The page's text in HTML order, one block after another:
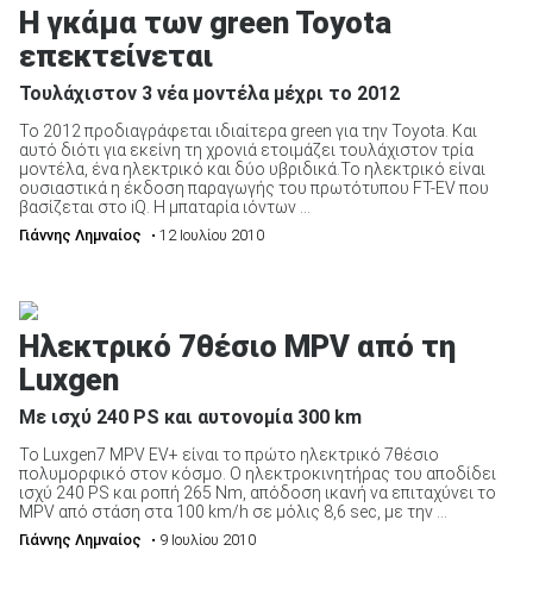
Η γκάμα των green Toyota
επεκτείνεται
Τουλάχιστον 3 νέα μοντέλα μέχρι το 2012
Το 2012 προδιαγράφεται ιδιαίτερα green για την Toyota. Και
αυτό διότι για εκείνη τη χρονιά ετοιμάζει τουλάχιστον τρία
μοντέλα, ένα ηλεκτρικό και δύο υβριδικά.Το ηλεκτρικό είναι
ουσιαστικά η έκδοση παραγωγής του πρωτότυπου FT-EV που
βασίζεται στο iQ. Η μπαταρία ιόντων ...
Γιάννης Λημναίος • 12 Ιουλίου 2010
Ηλεκτρικό 7θέσιο MPV από τη
Luxgen
Με ισχύ 240 PS και αυτονομία 300 km
Το Luxgen7 MPV EV+ είναι το πρώτο ηλεκτρικό 7θέσιο
πολυμορφικό στον κόσμο. Ο ηλεκτροκινητήρας του αποδίδει
ισχύ 240 PS και ροπή 265 Nm, απόδοση ικανή να επιταχύνει το
MPV από στάση στα 100 km/h σε μόλις 8,6 sec, με την ...
Γιάννης Λημναίος • 9 Ιουλίου 2010